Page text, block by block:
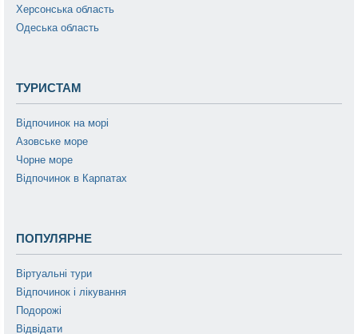
Херсонська область
Одеська область
ТУРИСТАМ
Відпочинок на морі
Азовське море
Чорне море
Відпочинок в Карпатах
ПОПУЛЯРНЕ
Віртуальні тури
Відпочинок і лікування
Подорожі
Відвідати